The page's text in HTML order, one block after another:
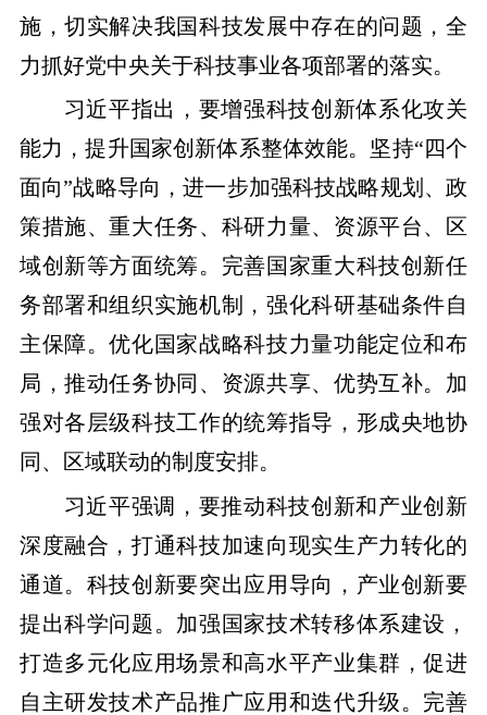
施，切实解决我国科技发展中存在的问题，全
力抓好党中央关于科技事业各项部署的落实。
习近平指出，要增强科技创新体系化攻关
能力，提升国家创新体系整体效能。坚持“四个
面向”战略导向，进一步加强科技战略规划、政
策措施、重大任务、科研力量、资源平台、区
域创新等方面统筹。完善国家重大科技创新任
务部署和组织实施机制，强化科研基础条件自
主保障。优化国家战略科技力量功能定位和布
局，推动任务协同、资源共享、优势互补。加
强对各层级科技工作的统筹指导，形成央地协
同、区域联动的制度安排。
习近平强调，要推动科技创新和产业创新
深度融合，打通科技加速向现实生产力转化的
通道。科技创新要突出应用导向，产业创新要
提出科学问题。加强国家技术转移体系建设，
打造多元化应用场景和高水平产业集群，促进
自主研发技术产品推广应用和迭代升级。完善